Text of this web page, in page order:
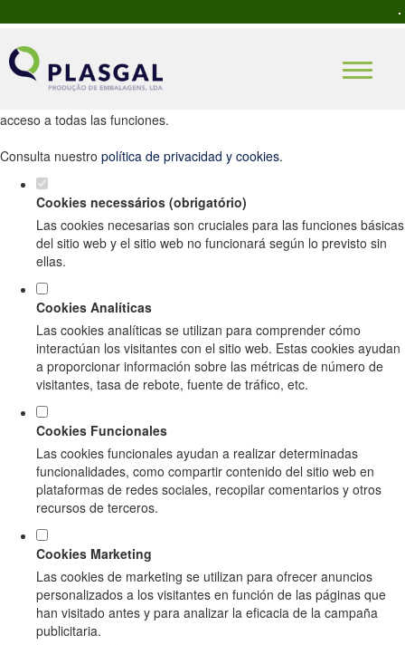
Establezca sus preferencias de cookies
para este sitio web.
Este sitio web utiliza cookies analíticas y funcionales estrictamente
acceso a todas las funciones.
Consulta nuestro política de privacidad y cookies.
Cookies necessários (obrigatório)
Las cookies necesarias son cruciales para las funciones básicas
del sitio web y el sitio web no funcionará según lo previsto sin
ellas.
Cookies Analíticas
Las cookies analíticas se utilizan para comprender cómo
interactúan los visitantes con el sitio web. Estas cookies ayudan
a proporcionar información sobre las métricas de número de
visitantes, tasa de rebote, fuente de tráfico, etc.
Cookies Funcionales
Las cookies funcionales ayudan a realizar determinadas
funcionalidades, como compartir contenido del sitio web en
plataformas de redes sociales, recopilar comentarios y otros
recursos de terceros.
Cookies Marketing
Las cookies de marketing se utilizan para ofrecer anuncios
personalizados a los visitantes en función de las páginas que
han visitado antes y para analizar la eficacia de la campaña
publicitaria.